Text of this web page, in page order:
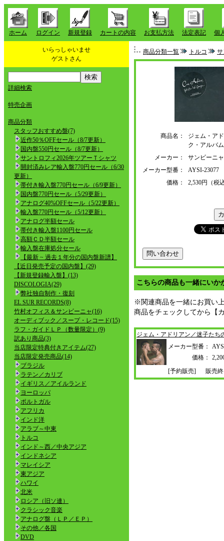
ホーム ログイン 新規登録 カートの内容 お支払方法 法定表記 個
いらっしゃいませ
ゲストさん
詳細検索
特売企画
商品分類
スタッフおすすめ盤(7)
近作50％OFFセール（8/7更新）
国内盤550円セール（8/7更新）
サントロフィ2026年ツアーＴシャツ
開封済みレア輸入盤770円セール（6/30
更新）
帯付き輸入盤770円セール（6/9更新）
国内盤770円セール（5/29更新）
アナログ40%OFFセール（5/22更新）
輸入盤770円セール（5/12更新）
アナログ半額セール
帯付き輸入盤1100円セール
高額ＣＤ半額セール
輸入盤在庫処分セール
【最新 ~ 過去１年分の国内盤新譜】
【近日発売予定の国内盤】(29)
【新規登録輸入盤】(13)
DISCOLOGIA(29)
弊社独自制作・復刻
EL SUR RECORDS(8)
竹村オフィス＆サンビーニャ(16)
オーディブック／スープ・レコード(15)
ラフ・ガイドＬＰ（数量限定）(9)
訳あり商品(3)
当店限定特典付きアイテム(27)
当店限定発売商品(14)
ブラジル
ラテン／カリブ
イギリス／アイルランド
ヨーロッパ
ポルトガル
アフリカ
インド洋
アラブ～中東
トルコ
インド～西／中央アジア
インドネシア
マレイシア
東アジア
ハワイ
北米
ロシア（旧ソ連）
クラシック音楽
アナログ盤（ＬＰ／ＥＰ）
その他／各国
DVD
商品分類一覧 トルコ
商品名：
ジェム・ア
ク・アルバム
メーカー：
サンビーニ
メーカー型番：
AYSI-23077
価格：
2,530円（税
こちらの商品も一緒にいか
※関連商品を一緒にお買い
商品をチェックしてから【
ジェム・アドリアン／迷子たち
メーカー型番：
価格：
[予約販売]
販売